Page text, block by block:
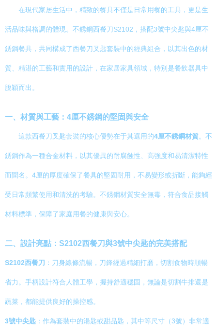
在現代家居生活中，精致的餐具不僅是日常用餐的工具，更是生
活品味與格調的體現。不銹鋼西餐刀S2102，搭配3號中尖匙與4厘不
銹鋼餐具，共同構成了西餐刀叉匙套裝中的經典組合，以其出色的材
質、精湛的工藝和實用的設計，在家居家具領域，特別是餐飲器具中
脫穎而出。
一、材質與工藝：4厘不銹鋼的堅固與安全
這款西餐刀叉匙套裝的核心優勢在于其選用的4厘不銹鋼材質。不
銹鋼作為一種合金材料，以其優異的耐腐蝕性、高強度和易清潔特性
而聞名。4厘的厚度確保了餐具的堅固耐用，不易變形或折斷，能夠經
受日常頻繁使用和清洗的考驗。不銹鋼材質安全無毒，符合食品接觸
材料標準，保障了家庭用餐的健康與安心。
二、設計亮點：S2102西餐刀與3號中尖匙的完美搭配
S2102西餐刀 ：刀身線條流暢，刀鋒經過精細打磨，切割食物時順暢
省力。手柄設計符合人體工學，握持舒適穩固，無論是切割牛排還是
蔬菜，都能提供良好的操控感。
3號中尖匙 ：作為套裝中的湯匙或甜品匙，其中等尺寸（3號）非常適